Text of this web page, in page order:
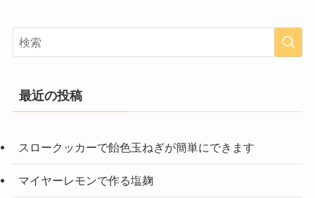
最近の投稿
スロークッカーで飴色玉ねぎが簡単にできます
マイヤーレモンで作る塩麹